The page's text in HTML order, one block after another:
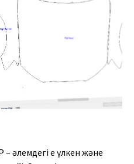
– әлемдегі ең үлкен және